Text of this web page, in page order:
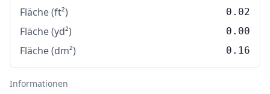
Fläche (ft²) 0.02
Fläche (yd²) 0.00
Fläche (dm²) 0.16
Informationen